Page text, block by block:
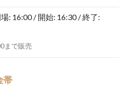
: 16:00 / 開始: 16:30 / 終了:
まで販売
帯